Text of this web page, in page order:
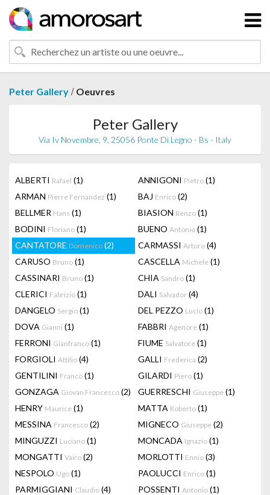
Peter Gallery / Oeuvres
Peter Gallery
Via Iv Novembre, 9, 25056 Ponte Di Legno - Bs - Italy
ALBERTI Rafael (1) ANNIGONI Pietro (1)
ARMAN Pierre Fernandez (1) BAJ Enrico (2)
BELLMER Hans (1) BIASION Renzo (1)
BODINI Floriano (1) BUENO Antonio (1)
CANTATORE Domenico (2) CARMASSI Arturo (4)
CARUSO Bruno (1) CASCELLA Michele (1)
CASSINARI Bruno (1) CHIA Sandro (1)
CLERICI Fabrizio (1) DALI Salvador (4)
DANGELO Sergio (1) DEL PEZZO Lucio (1)
DOVA Gianni (1) FABBRI Agenore (1)
FERRONI Gianfranco (1) FIUME Salvatore (1)
FORGIOLI Attilio (4) GALLI Frederica (2)
GENTILINI Franco (1) GILARDI Piero (1)
GONZAGA Giovan Francesco (2) GUERRESCHI Giuseppe (1)
HENRY Maurice (1) MATTA Roberto (1)
MESSINA Francesco (2) MIGNECO Giuseppe (2)
MINGUZZI Luciano (1) MONCADA Ignazio (1)
MONGATTI Vairo (2) MORLOTTI Ennio (3)
NESPOLO Ugo (1) PAOLUCCI Enrico (1)
PARMIGGIANI Claudio (4) POSSENTI Antonio (1)